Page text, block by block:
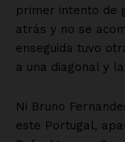
primer intento de
atrás y no se
enseguida tuvo
a una diagonal y
Ni Bruno
este Portugal,